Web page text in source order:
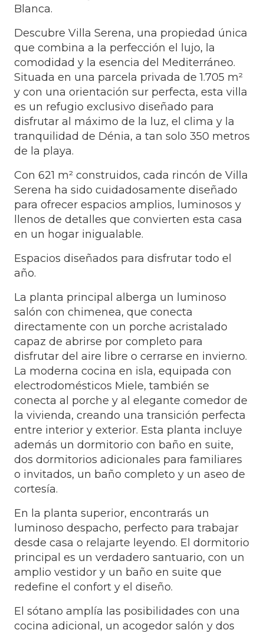
Blanca.
Descubre Villa Serena, una propiedad única
que combina a la perfección el lujo, la
comodidad y la esencia del Mediterráneo.
Situada en una parcela privada de 1.705 m²
y con una orientación sur perfecta, esta villa
es un refugio exclusivo diseñado para
disfrutar al máximo de la luz, el clima y la
tranquilidad de Dénia, a tan solo 350 metros
de la playa.
Con 621 m² construidos, cada rincón de Villa
Serena ha sido cuidadosamente diseñado
para ofrecer espacios amplios, luminosos y
llenos de detalles que convierten esta casa
en un hogar inigualable.
Espacios diseñados para disfrutar todo el
año.
La planta principal alberga un luminoso
salón con chimenea, que conecta
directamente con un porche acristalado
capaz de abrirse por completo para
disfrutar del aire libre o cerrarse en invierno.
La moderna cocina en isla, equipada con
electrodomésticos Miele, también se
conecta al porche y al elegante comedor de
la vivienda, creando una transición perfecta
entre interior y exterior. Esta planta incluye
además un dormitorio con baño en suite,
dos dormitorios adicionales para familiares
o invitados, un baño completo y un aseo de
cortesía.
En la planta superior, encontrarás un
luminoso despacho, perfecto para trabajar
desde casa o relajarte leyendo. El dormitorio
principal es un verdadero santuario, con un
amplio vestidor y un baño en suite que
redefine el confort y el diseño.
El sótano amplía las posibilidades con una
cocina adicional, un acogedor salón y dos